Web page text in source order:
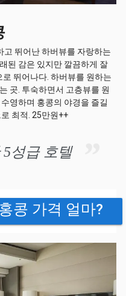
고 뛰어난 하버뷰를 자랑하는
된 감은 있지만 깔끔하게 잘
뛰어나다. 하버뷰를 원하는
곳. 투숙하면서 고층뷰를 원
영하며 홍콩의 야경을 즐길
최적. 25만원++
5성급 호텔
콩 가격 얼마?